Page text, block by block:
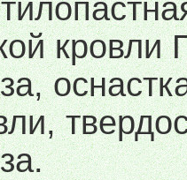
кровли